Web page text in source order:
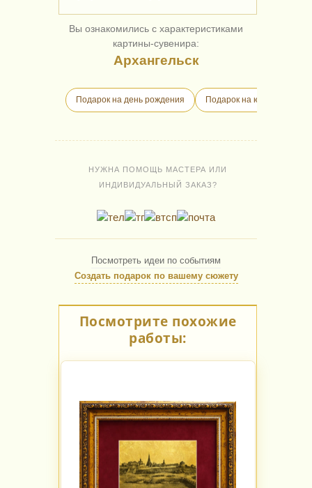
Вы ознакомились с характеристиками
картины-сувенира:
Архангельск
Подарок на день рождения Подарок на юбилей
НУЖНА ПОМОЩЬ МАСТЕРА ИЛИ
ИНДИВИДУАЛЬНЫЙ ЗАКАЗ?
Посмотреть идеи по событиям
Создать подарок по вашему сюжету
Посмотрите похожие
работы: